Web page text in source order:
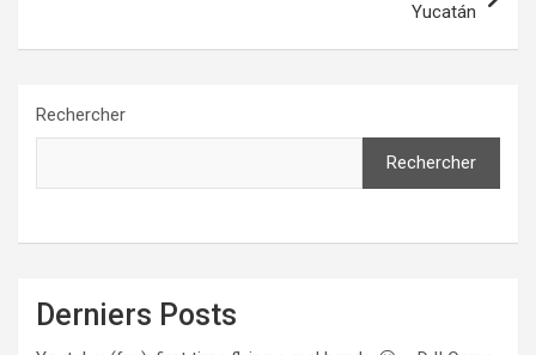
Yucatán
Rechercher
Rechercher
Derniers Posts